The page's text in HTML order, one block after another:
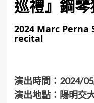
巡禮』鋼
2024 Marc Perna
recital
演出時間：2024/
演出地點： 陽明交